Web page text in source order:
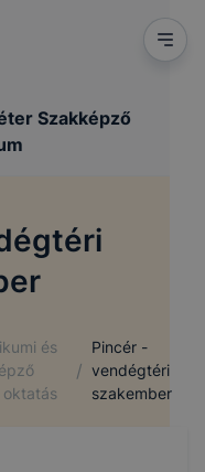
Szakképző
és
oktatás
/
Pincér -
vendégtéri
szakember